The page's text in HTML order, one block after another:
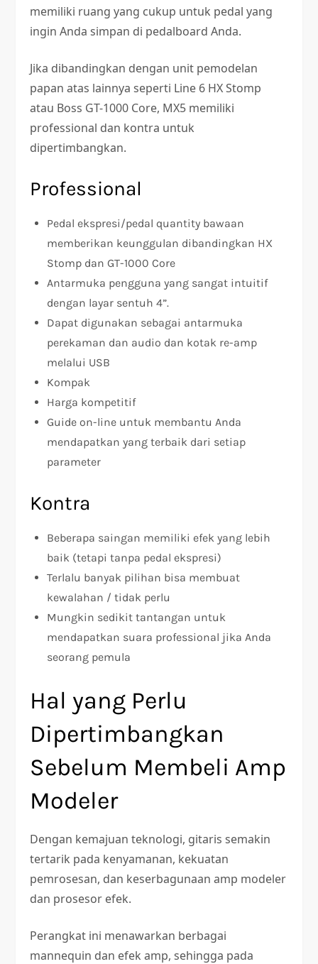
memiliki ruang yang cukup untuk pedal yang
ingin Anda simpan di pedalboard Anda.
Jika dibandingkan dengan unit pemodelan
papan atas lainnya seperti Line 6 HX Stomp
atau Boss GT-1000 Core, MX5 memiliki
professional dan kontra untuk
dipertimbangkan.
Professional
Pedal ekspresi/pedal quantity bawaan
memberikan keunggulan dibandingkan HX
Stomp dan GT-1000 Core
Antarmuka pengguna yang sangat intuitif
dengan layar sentuh 4”.
Dapat digunakan sebagai antarmuka
perekaman dan audio dan kotak re-amp
melalui USB
Kompak
Harga kompetitif
Guide on-line untuk membantu Anda
mendapatkan yang terbaik dari setiap
parameter
Kontra
Beberapa saingan memiliki efek yang lebih
baik (tetapi tanpa pedal ekspresi)
Terlalu banyak pilihan bisa membuat
kewalahan / tidak perlu
Mungkin sedikit tantangan untuk
mendapatkan suara professional jika Anda
seorang pemula
Hal yang Perlu
Dipertimbangkan
Sebelum Membeli Amp
Modeler
Dengan kemajuan teknologi, gitaris semakin
tertarik pada kenyamanan, kekuatan
pemrosesan, dan keserbagunaan amp modeler
dan prosesor efek.
Perangkat ini menawarkan berbagai
mannequin dan efek amp, sehingga pada